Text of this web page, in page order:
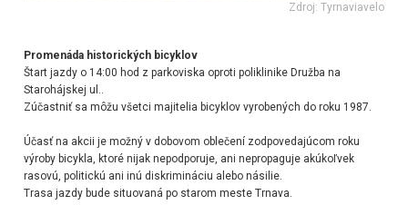
Zdroj: Tyrnaviavelo
Promenáda historických bicyklov
Štart jazdy o 14:00 hod z parkoviska oproti poliklinike Družba na
Starohájskej ul..
Zúčastniť sa môžu všetci majitelia bicyklov vyrobených do roku 1987.
Účasť na akcii je možný v dobovom oblečení zodpovedajúcom roku
výroby bicykla, ktoré nijak nepodporuje, ani nepropaguje akúkoľvek
rasovú, politickú ani inú diskrimináciu alebo násilie.
Trasa jazdy bude situovaná po starom meste Trnava.